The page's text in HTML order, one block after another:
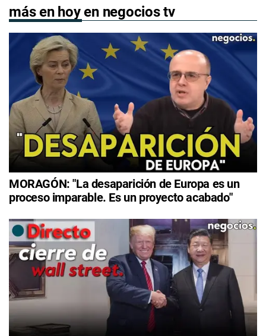
más en hoy en negocios tv
MORAGÓN: "La desaparición de Europa es un
proceso imparable. Es un proyecto acabado"